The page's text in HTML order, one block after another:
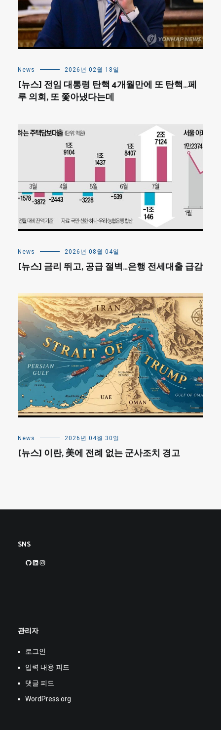
News 2026년 02월 18일
[뉴스] 전임 대통령 탄핵 4개월만에 또 탄핵…페
루 의회, 또 쫓아냈다는데
News 2026년 08월 04일
[뉴스] 금리 뛰고, 공급 절벽…은행 전세대출 급감
News 2026년 04월 30일
[뉴스] 이란, 美에 전례 없는 군사조치 경고
SNS
GitHubLinkedIn
관리자
로그인
입력 내용 피드
댓글 피드
WordPress.org